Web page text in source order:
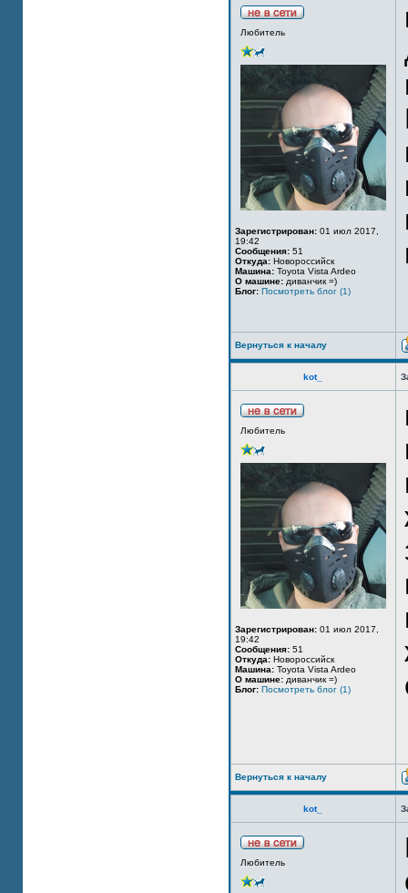
Любитель
Зарегистрирован: 01 июл 2017,
19:42
Сообщения: 51
Откуда: Новороссийск
Машина: Toyota Vista Ardeo
О машине: диванчик =)
Блог: Посмотреть блог (1)
Вернуться к началу
kot_
Любитель
Зарегистрирован: 01 июл 2017,
19:42
Сообщения: 51
Откуда: Новороссийск
Машина: Toyota Vista Ardeo
О машине: диванчик =)
Блог: Посмотреть блог (1)
Вернуться к началу
kot_
Любитель